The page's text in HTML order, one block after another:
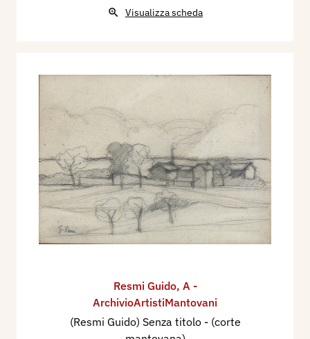
Visualizza scheda
Resmi Guido, A -
ArchivioArtistiMantovani
(Resmi Guido) Senza titolo - (corte